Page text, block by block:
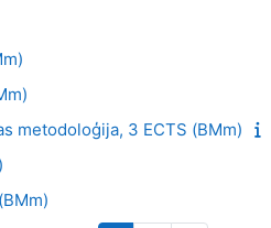
metodoloģija, 3 ECTS (BMm)